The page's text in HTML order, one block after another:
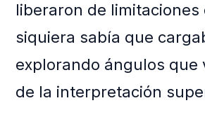
liberaron de limitaciones
siquiera sabía que
explorando ángulos que
de la interpretación